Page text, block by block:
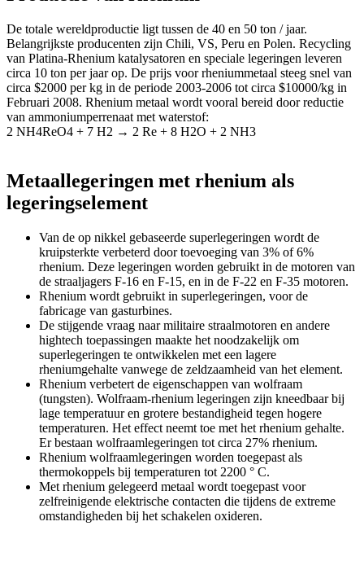
De totale wereldproductie ligt tussen de 40 en 50 ton / jaar.
Belangrijkste producenten zijn Chili, VS, Peru en Polen. Recycling
van Platina-Rhenium katalysatoren en speciale legeringen leveren
circa 10 ton per jaar op. De prijs voor rheniummetaal steeg snel van
circa $2000 per kg in de periode 2003-2006 tot circa $10000/kg in
Februari 2008. Rhenium metaal wordt vooral bereid door reductie
van ammoniumperrenaat met waterstof:
2 NH4ReO4 + 7 H2 → 2 Re + 8 H2O + 2 NH3
Metaallegeringen met rhenium als
legeringselement
Van de op nikkel gebaseerde superlegeringen wordt de
kruipsterkte verbeterd door toevoeging van 3% of 6%
rhenium. Deze legeringen worden gebruikt in de motoren van
de straaljagers F-16 en F-15, en in de F-22 en F-35 motoren.
Rhenium wordt gebruikt in superlegeringen, voor de
fabricage van gasturbines.
De stijgende vraag naar militaire straalmotoren en andere
hightech toepassingen maakte het noodzakelijk om
superlegeringen te ontwikkelen met een lagere
rheniumgehalte vanwege de zeldzaamheid van het element.
Rhenium verbetert de eigenschappen van wolfraam
(tungsten). Wolfraam-rhenium legeringen zijn kneedbaar bij
lage temperatuur en grotere bestandigheid tegen hogere
temperaturen. Het effect neemt toe met het rhenium gehalte.
Er bestaan wolfraamlegeringen tot circa 27% rhenium.
Rhenium wolfraamlegeringen worden toegepast als
thermokoppels bij temperaturen tot 2200 ° C.
Met rhenium gelegeerd metaal wordt toegepast voor
zelfreinigende elektrische contacten die tijdens de extreme
omstandigheden bij het schakelen oxideren.